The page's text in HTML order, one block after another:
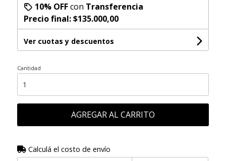
10% OFFcon Transferencia
Precio final:$135.000,00
Ver cuotas y descuentos
Cantidad
AGREGAR AL CARRITO
Calculá el costo de envío